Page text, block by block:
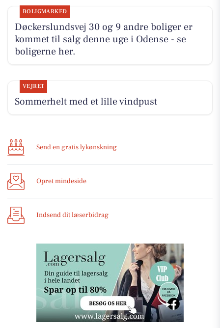
BOLIGMARKED
Døckerslundsvej 30 og 9 andre boliger er
kommet til salg denne uge i Odense - se
boligerne her.
VEJRET
Sommerhelt med et lille vindpust
Send en gratis lykønskning
Opret mindeside
Indsend dit læserbidrag